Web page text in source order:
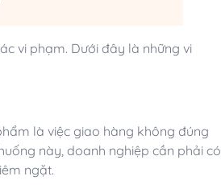
vi phạm. Dưới đây là những vi
là việc giao hàng không đúng
này, doanh nghiệp cần phải có
ngặt.